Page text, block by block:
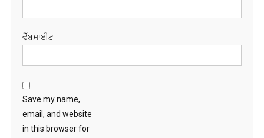
ਵੈੱਬਸਾਈਟ
Save my name,
email, and website
in this browser for